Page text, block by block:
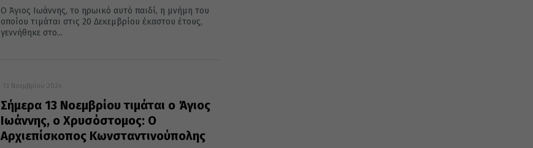
Ο Άγιος Ιωάννης, το ηρωικό αυτό παιδί, η μνήμη του
οποίου τιμάται στις 20 Δεκεμβρίου έκαστου έτους,
γεννήθηκε στο...
13 Νοεμβρίου 2024
Σήμερα 13 Νοεμβρίου τιμάται ο Άγιος
Ιωάννης, ο Χρυσόστομος: Ο
Αρχιεπίσκοπος Κωνσταντινούπολης